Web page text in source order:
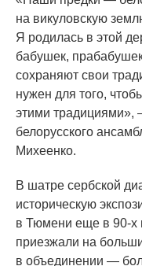
на викуловскую
Я родилась в этой
бабушек,
сохраняют свои
нужен для того,
этими традициями»,
белорусского
Михеенко.
В шатре сербской
историческую
в Тюмени еще в 90-х
приезжали на
в объединении —